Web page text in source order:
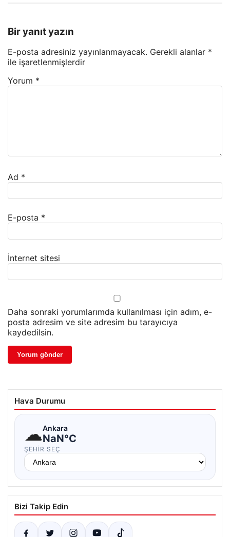
Bir yanıt yazın
E-posta adresiniz yayınlanmayacak. Gerekli alanlar *
ile işaretlenmişlerdir
Yorum *
Ad *
E-posta *
İnternet sitesi
Daha sonraki yorumlarımda kullanılması için adım, e-
posta adresim ve site adresim bu tarayıcıya
kaydedilsin.
Hava Durumu
☁Ankara
NaN°C
ŞEHIR SEÇ
Bizi Takip Edin